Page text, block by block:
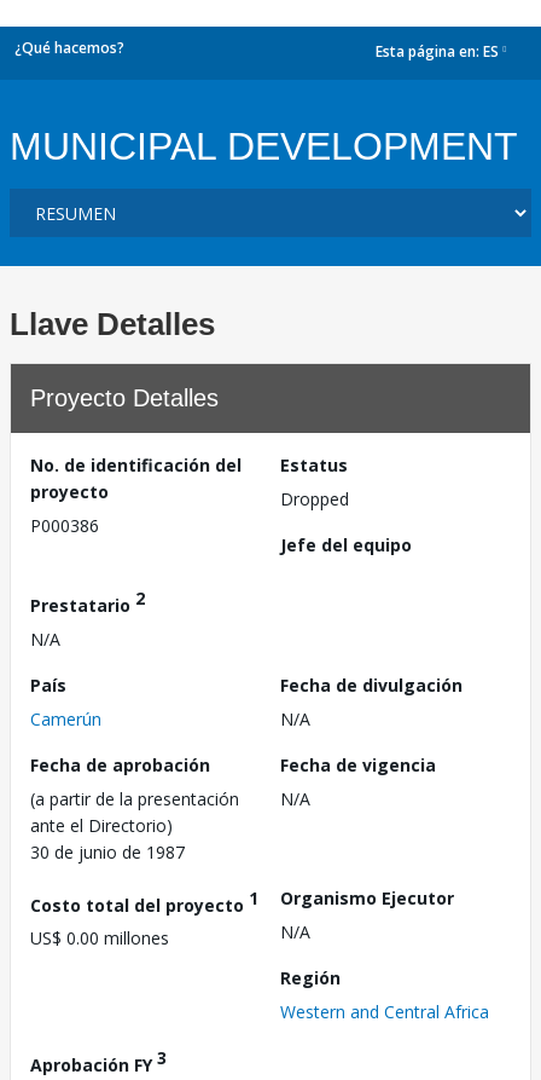
¿Qué hacemos? Esta página en: ES
MUNICIPAL DEVELOPMENT
Llave Detalles
Proyecto Detalles
No. de identificación del
proyecto
P000386
Estatus
Dropped
Jefe del equipo
Prestatario 2
N/A
País
Camerún
Fecha de divulgación
N/A
Fecha de aprobación
(a partir de la presentación
ante el Directorio)
30 de junio de 1987
Fecha de vigencia
N/A
Costo total del proyecto 1
US$ 0.00 millones
Organismo Ejecutor
N/A
Región
Western and Central Africa
Aprobación FY3